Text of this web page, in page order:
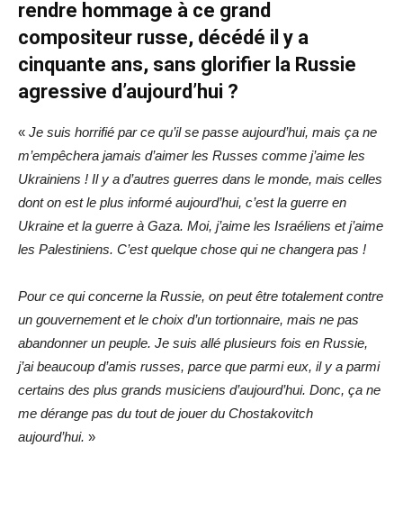
rendre hommage à ce grand
compositeur russe, décédé il y a
cinquante ans, sans glorifier la Russie
agressive d’aujourd’hui ?
« Je suis horrifié par ce qu’il se passe aujourd’hui, mais ça ne
m’empêchera jamais d’aimer les Russes comme j’aime les
Ukrainiens ! Il y a d’autres guerres dans le monde, mais celles
dont on est le plus informé aujourd’hui, c’est la guerre en
Ukraine et la guerre à Gaza. Moi, j’aime les Israéliens et j’aime
les Palestiniens. C’est quelque chose qui ne changera pas !
Pour ce qui concerne la Russie, on peut être totalement contre
un gouvernement et le choix d’un tortionnaire, mais ne pas
abandonner un peuple. Je suis allé plusieurs fois en Russie,
j’ai beaucoup d’amis russes, parce que parmi eux, il y a parmi
certains des plus grands musiciens d’aujourd’hui. Donc, ça ne
me dérange pas du tout de jouer du Chostakovitch
aujourd’hui. »